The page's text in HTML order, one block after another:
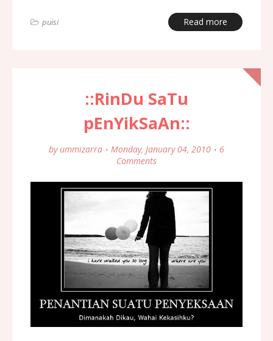
puisi Read more
::RinDu SaTu
pEnYikSaAn::
by ummizarra Monday, January 04, 2010
6
Comments